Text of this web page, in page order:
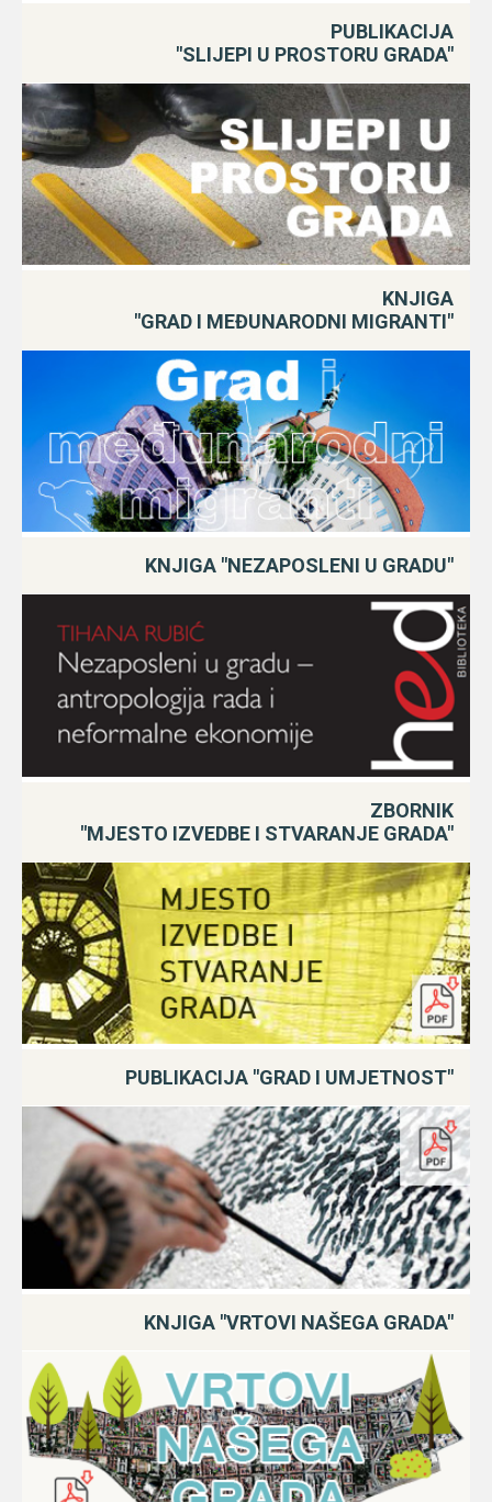
PUBLIKACIJA
"SLIJEPI U PROSTORU GRADA"
KNJIGA
"GRAD I MEĐUNARODNI MIGRANTI"
KNJIGA "NEZAPOSLENI U GRADU"
ZBORNIK
"MJESTO IZVEDBE I STVARANJE GRADA"
PUBLIKACIJA "GRAD I UMJETNOST"
KNJIGA "VRTOVI NAŠEGA GRADA"